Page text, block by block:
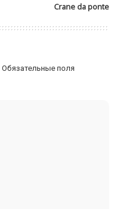
Crane da ponte
Обязательные поля